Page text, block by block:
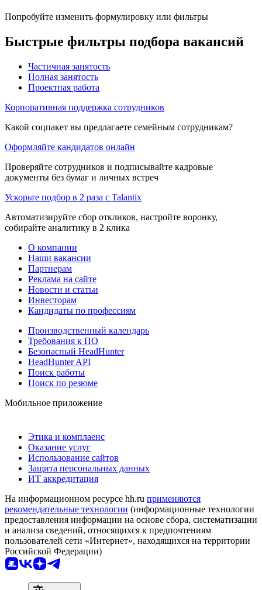
Попробуйте изменить формулировку или фильтры
Быстрые фильтры подбора вакансий
Частичная занятость
Полная занятость
Проектная работа
Корпоративная поддержка сотрудников
Какой соцпакет вы предлагаете семейным сотрудникам?
Оформляйте кандидатов онлайн
Проверяйте сотрудников и подписывайте кадровые
документы без бумаг и личных встреч
Ускорьте подбор в 2 раза с Talantix
Автоматизируйте сбор откликов, настройте воронку,
собирайте аналитику в 2 клика
О компании
Наши вакансии
Партнерам
Реклама на сайте
Новости и статьи
Инвесторам
Кандидаты по профессиям
Производственный календарь
Требования к ПО
Безопасный HeadHunter
HeadHunter API
Поиск работы
Поиск по резюме
Мобильное приложение
Этика и комплаенс
Оказание услуг
Использование сайтов
Защита персональных данных
ИТ аккредитация
На информационном ресурсе hh.ru применяются
рекомендательные технологии (информационные технологии
предоставления информации на основе сбора, систематизации
и анализа сведений, относящихся к предпочтениям
пользователей сети «Интернет», находящихся на территории
Российской Федерации)